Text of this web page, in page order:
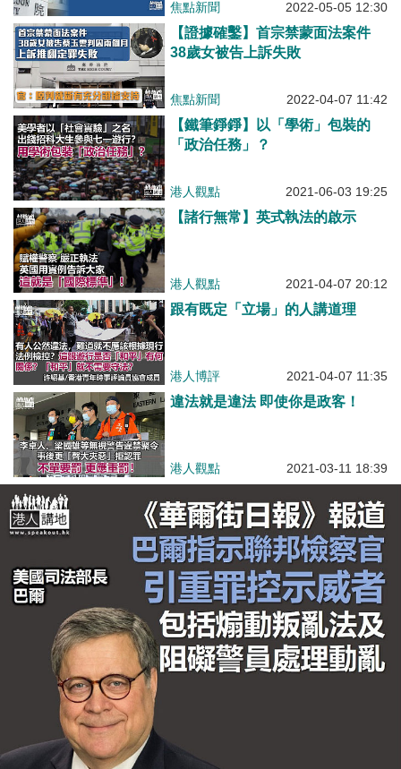
焦點新聞 2022-05-05 12:30
【證據確鑿】首宗禁蒙面法案件
38歲女被告上訴失敗
焦點新聞 2022-04-07 11:42
【鐵筆錚錚】以「學術」包裝的
「政治任務」？
港人觀點 2021-06-03 19:25
【諸行無常】英式執法的啟示
港人觀點 2021-04-07 20:12
跟有既定「立場」的人講道理
港人博評 2021-04-07 11:35
違法就是違法 即使你是政客！
港人觀點 2021-03-11 18:39